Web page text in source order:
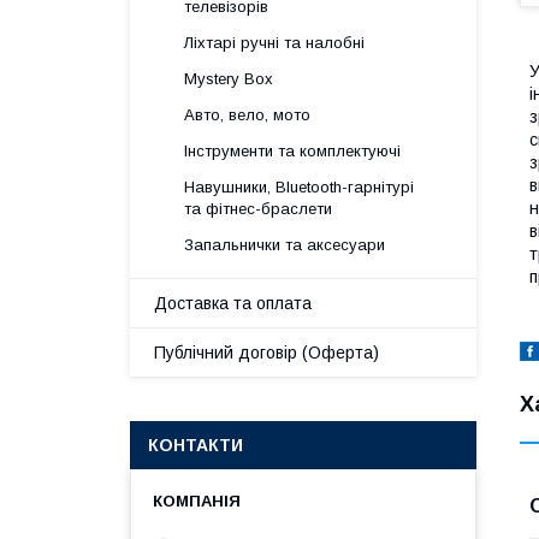
телевізорів
Ліхтарі ручні та налобні
Mystery Box
Авто, вело, мото
Інструменти та комплектуючі
Навушники, Bluetooth-гарнітурі
та фітнес-браслети
Запальнички та аксесуари
Доставка та оплата
Публічний договір (Оферта)
КОНТАКТИ